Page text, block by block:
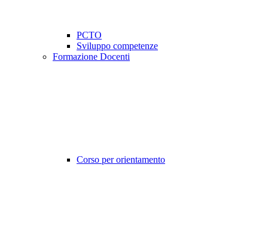
PCTO
Sviluppo competenze
Formazione Docenti
Corso per orientamento